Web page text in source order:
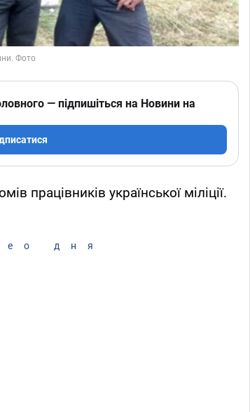
— підпишіться на Новини на
працівників української міліції.
дня